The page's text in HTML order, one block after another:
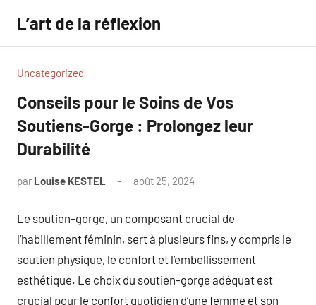
contenu
L’art de la réflexion
Uncategorized
Conseils pour le Soins de Vos
Soutiens-Gorge : Prolongez leur
Durabilité
par Louise KESTEL août 25, 2024
Le soutien-gorge, un composant crucial de
l’habillement féminin, sert à plusieurs fins, y compris le
soutien physique, le confort et l’embellissement
esthétique. Le choix du soutien-gorge adéquat est
crucial pour le confort quotidien d’une femme et son